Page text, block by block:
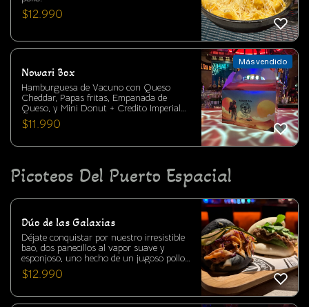
$12.990
Nowari Box
Hamburguesa de Vacuno con Queso
Cheddar, Papas fritas, Empanada de
Queso, y Mini Donut + Credito Imperial
Canjeable por productos en Nowas Store!
- La favorita de los Padawans!! *Los
equivalente a pesos chilenos, los cuales
por productos de nuestra tienda "Nowas
Store"
$11.990
Más vendido
Picoteos Del Puerto Espacial
Dúo de las Galaxias
Déjate conquistar por nuestro irresistible
bao, dos panecillos al vapor suave y
esponjoso, uno hecho de un jugoso pollo
frito con rebozado crujiente, coronado con
un cremoso coleslaw de la casa y pepinos
perfecto entre dulzor y acidez. El otro
$12.990